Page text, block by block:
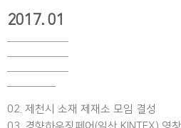
2017. 01
02. 제천시 소재 제재소 모임 결성